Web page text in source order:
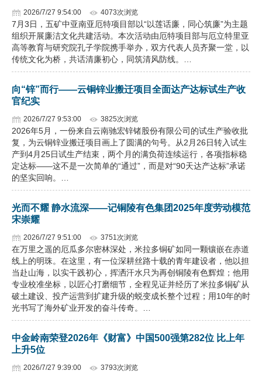
2026/7/27 9:54:00 4073次浏览
7月3日，五矿中亚南亚厄特项目部以“以莲话廉，同心筑廉”为主题
组织开展廉洁文化共建活动。本次活动由厄特项目部与厄立特里亚
高等教育与研究院孔子学院携手举办，双方代表人员齐聚一堂，以
传统文化为桥，共话清廉初心，同筑清风防线。…
向“锌”而行——云铜锌业搬迁项目全面达产达标试生产收
官纪实
2026/7/27 9:53:00 3825次浏览
2026年5月，一份来自云南驰宏锌锗股份有限公司的试生产验收批
复，为云铜锌业搬迁项目画上了圆满的句号。从2月26日转入试生
产到4月25日试生产结束，两个月的满负荷连续运行，各项指标稳
定达标——这不是一次简单的“通过”，而是对“90天达产达标”承诺
的坚实回响。…
光而不耀 静水流深——记铜陵有色集团2025年度劳动模范
宋崇耀
2026/7/27 9:51:00 3751次浏览
在万里之遥的厄瓜多尔密林深处，米拉多铜矿如同一颗镶嵌在赤道
线上的明珠。在这里，有一位深耕丝路十载的青年建设者，他以担
当赴山海，以实干践初心，挥洒汗水只为再创铜陵有色辉煌；他用
专业校准坐标，以匠心打磨细节，全程见证并经历了米拉多铜矿从
破土建设、投产运营到扩建升级的蜕变成长整个过程；用10年的时
光书写了海外矿业开发的奋斗传奇。…
中金岭南荣登2026年《财富》中国500强第282位 比上年
上升5位
2026/7/27 9:39:00 3793次浏览